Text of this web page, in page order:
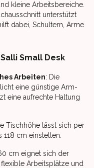
kleine Arbeitsbereiche.
unterstützt
dabei, Schultern, Arme
Small Desk
Arbeiten: Die
eine günstige Arm-
eine aufrechte Haltung
Tischhöhe lässt sich per
cm einstellen.
cm eignet sich der
Arbeitsplätze und